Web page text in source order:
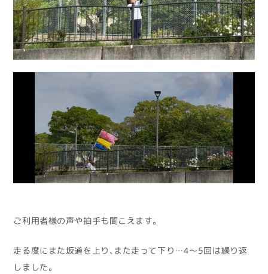
ご利用者様の声や拍手も聞こえます。
走る度にまた坂道を上り、また走って下り…4〜5回は繰り返
しました。